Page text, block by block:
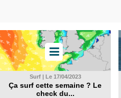
Surf | Le 17/04/2023
Ça surf cette semaine ? Le
check du...